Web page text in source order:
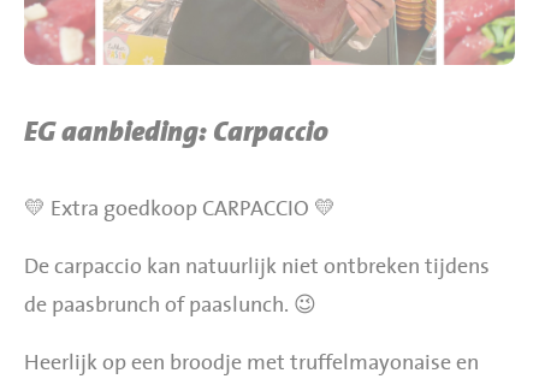
EG aanbieding: Carpaccio
💛 Extra goedkoop CARPACCIO 💛
De carpaccio kan natuurlijk niet ontbreken tijdens
de paasbrunch of paaslunch. 😉
Heerlijk op een broodje met truffelmayonaise en